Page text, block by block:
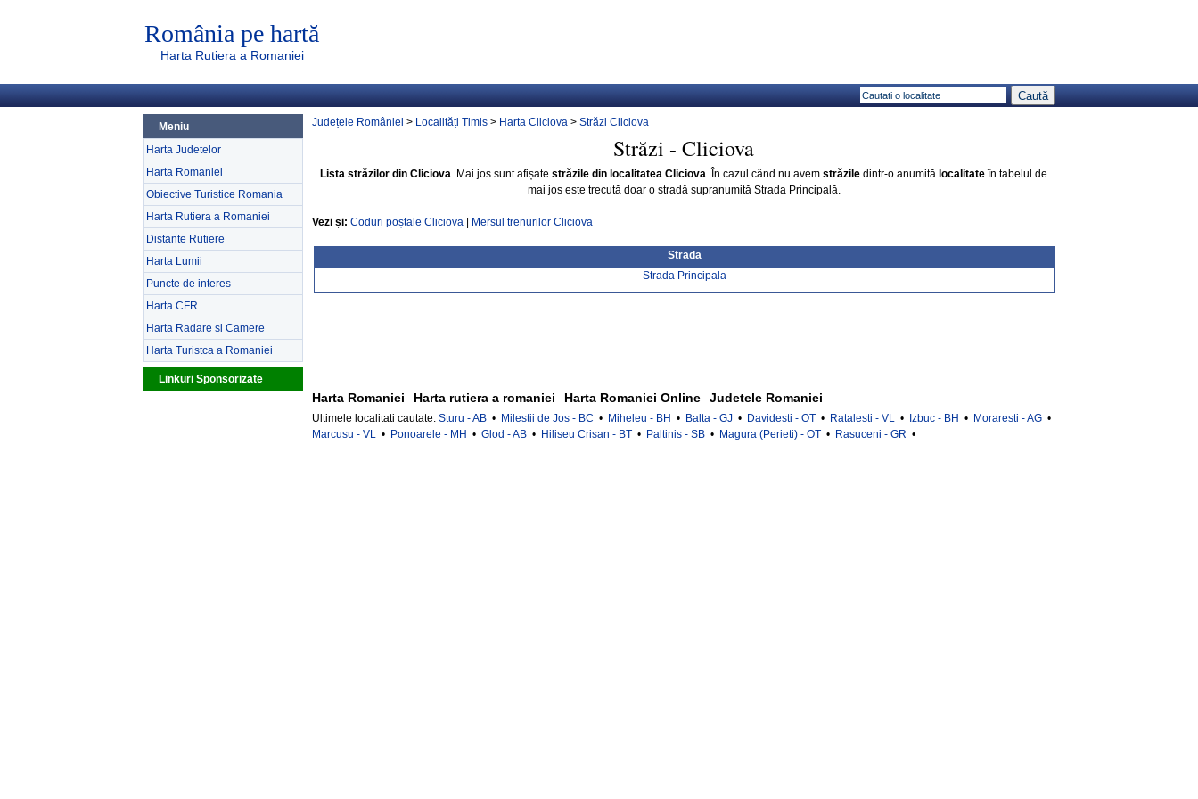
România pe hartă
Harta Rutiera a Romaniei
Meniu
Harta Judetelor
Harta Romaniei
Obiective Turistice Romania
Harta Rutiera a Romaniei
Distante Rutiere
Harta Lumii
Puncte de interes
Harta CFR
Harta Radare si Camere
Harta Turistca a Romaniei
Linkuri Sponsorizate
Județele României > Localități Timis > Harta Cliciova > Străzi Cliciova
Străzi - Cliciova
Lista străzilor din Cliciova. Mai jos sunt afișate străzile din localitatea Cliciova. În cazul când nu avem străzile dintr-o anumită localitate în tabelul de
mai jos este trecută doar o stradă supranumită Strada Principală.
Vezi și: Coduri poștale Cliciova Mersul trenurilor Cliciova
Strada
Strada Principala
Harta Romaniei Harta rutiera a romaniei Harta Romaniei Online Judetele Romaniei
Ultimele localitati cautate: Sturu - AB • Milestii de Jos - BC • Miheleu - BH • Balta - GJ • Davidesti - OT • Ratalesti - VL • Izbuc - BH • Moraresti - AG •
Marcusu - VL • Ponoarele - MH • Glod - AB • Hiliseu Crisan - BT • Paltinis - SB • Magura (Perieti) - OT • Rasuceni - GR •